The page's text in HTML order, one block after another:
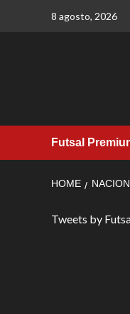
8 agosto, 2026
Futsal
HOME
Tweets by